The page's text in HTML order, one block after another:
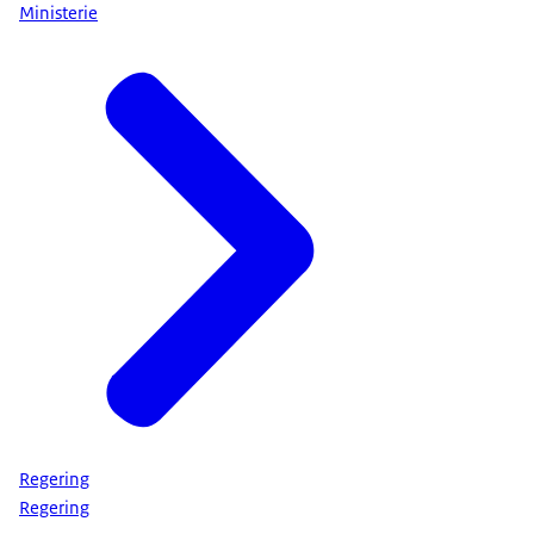
Ministerie
Regering
Regering